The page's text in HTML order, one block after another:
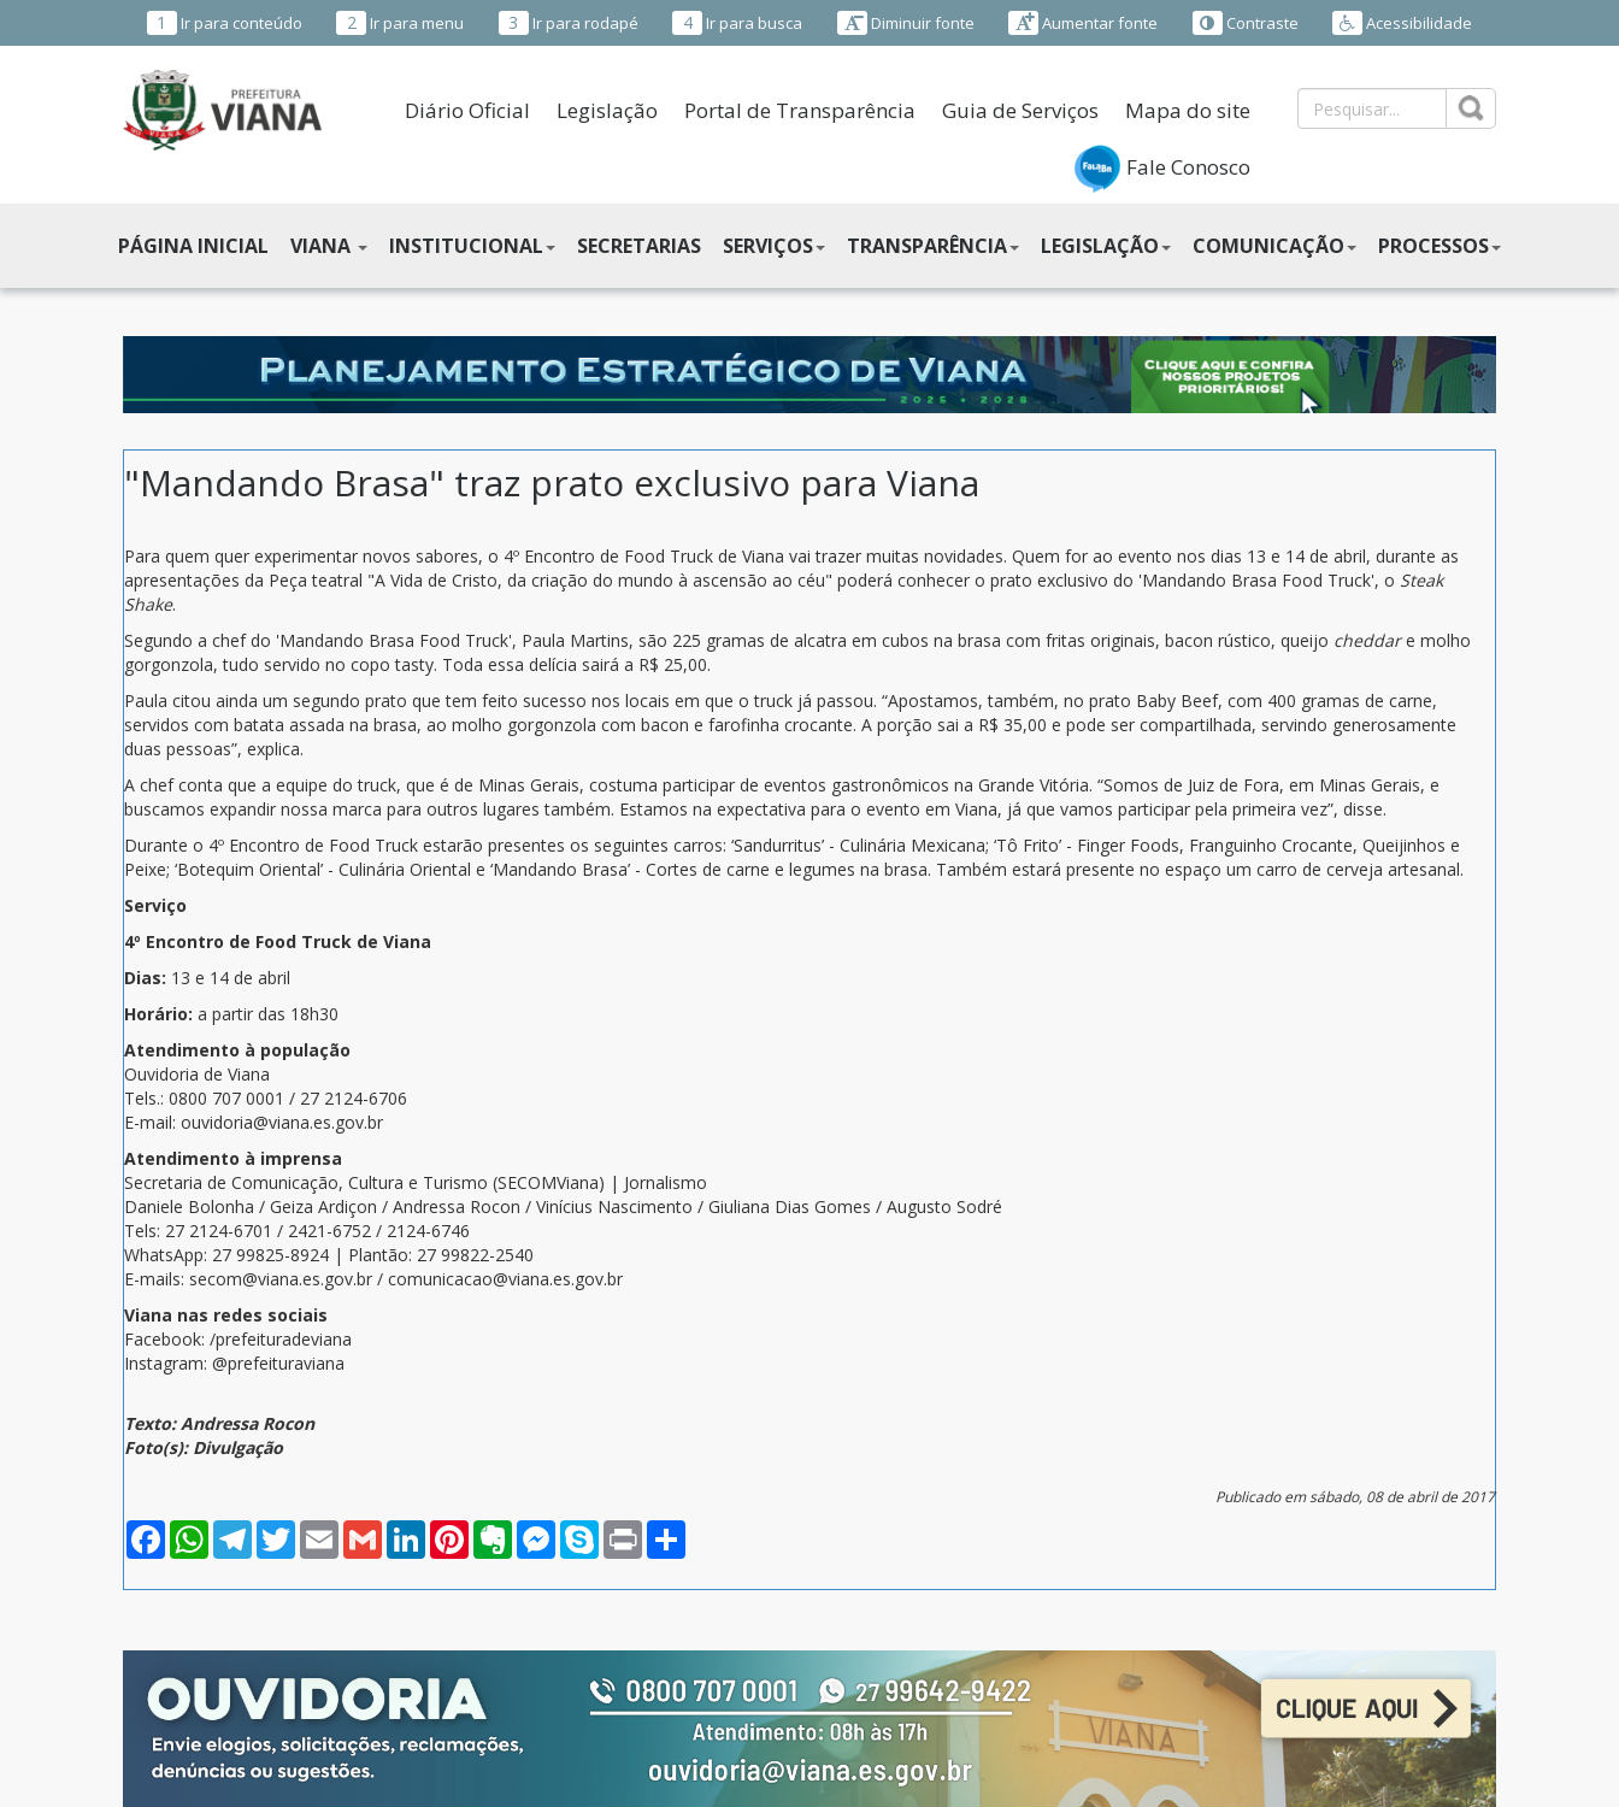
1 Ir para conteúdo 2 Ir para menu 3 Ir para rodapé 4 Ir para busca Diminuir fonte Aumentar fonte Contraste Acessibilidade
MUNICIPAL
DE
VIANA
ES
Diário Oficial Legislação Portal de Transparência Guia de Serviços Mapa do site
Fale Conosco
PÁGINA INICIAL VIANA INSTITUCIONAL SECRETARIAS SERVIÇOS TRANSPARÊNCIA LEGISLAÇÃO COMUNICAÇÃO PROCESSOS
"Mandando Brasa" traz prato exclusivo para Viana
Para quem quer experimentar novos sabores, o 4º Encontro de Food Truck de Viana vai trazer muitas novidades. Quem for ao evento nos dias 13 e 14 de abril, durante as
apresentações da Peça teatral "A Vida de Cristo, da criação do mundo à ascensão ao céu" poderá conhecer o prato exclusivo do 'Mandando Brasa Food Truck', o Steak
Shake.
Segundo a chef do 'Mandando Brasa Food Truck', Paula Martins, são 225 gramas de alcatra em cubos na brasa com fritas originais, bacon rústico, queijo cheddare molho
gorgonzola, tudo servido no copo tasty. Toda essa delícia sairá a R$ 25,00.
Paula citou ainda um segundo prato que tem feito sucesso nos locais em que o truck já passou. “Apostamos, também, no prato Baby Beef, com 400 gramas de carne,
servidos com batata assada na brasa, ao molho gorgonzola com bacon e farofinha crocante. A porção sai a R$ 35,00 e pode ser compartilhada, servindo generosamente
duas pessoas”, explica.
A chef conta que a equipe do truck, que é de Minas Gerais, costuma participar de eventos gastronômicos na Grande Vitória. “Somos de Juiz de Fora, em Minas Gerais, e
buscamos expandir nossa marca para outros lugares também. Estamos na expectativa para o evento em Viana, já que vamos participar pela primeira vez”, disse.
Durante o 4º Encontro de Food Truck estarão presentes os seguintes carros: ‘Sandurritus’ - Culinária Mexicana; ‘Tô Frito’ - Finger Foods, Franguinho Crocante, Queijinhos e
Peixe; ‘Botequim Oriental’ - Culinária Oriental e ‘Mandando Brasa’ - Cortes de carne e legumes na brasa. Também estará presente no espaço um carro de cerveja artesanal.
Serviço
4º Encontro de Food Truck de Viana
Dias: 13 e 14 de abril
Horário: a partir das 18h30
Atendimento à população
Ouvidoria de Viana
Tels.: 0800 707 0001 / 27 2124-6706
E-mail: ouvidoria@viana.es.gov.br
Atendimento à imprensa
Secretaria de Comunicação, Cultura e Turismo (SECOMViana) | Jornalismo
Daniele Bolonha / Geiza Ardiçon / Andressa Rocon / Vinícius Nascimento / Giuliana Dias Gomes / Augusto Sodré
Tels: 27 2124-6701 / 2421-6752 / 2124-6746
WhatsApp: 27 99825-8924 | Plantão: 27 99822-2540
E-mails: secom@viana.es.gov.br / comunicacao@viana.es.gov.br
Viana nas redes sociais
Facebook: /prefeituradeviana
Instagram: @prefeituraviana
Texto: Andressa Rocon
Foto(s): Divulgação
Publicado em sábado, 08 de abril de 2017
FacebookWhatsAppTelegramTwitterEmail Gmail LinkedInPinterestEvernoteMessenger
Skype Print